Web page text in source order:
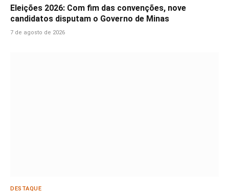
Eleições 2026: Com fim das convenções, nove
candidatos disputam o Governo de Minas
7 de agosto de 2026
DESTAQUE